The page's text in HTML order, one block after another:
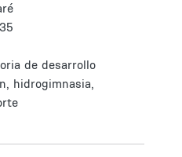
de desarrollo
hidrogimnasia,